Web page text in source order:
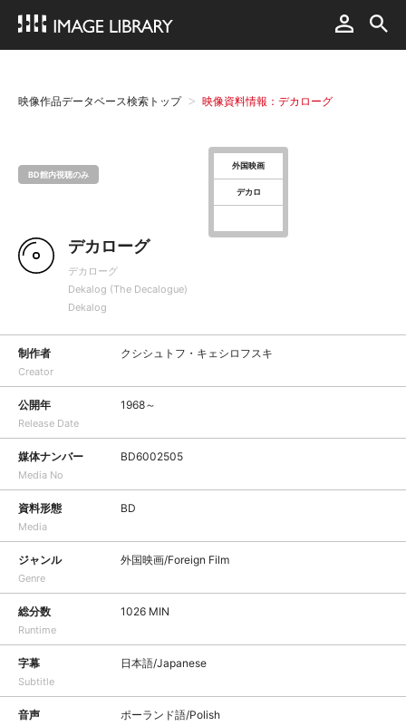
映像作品データベース検索トップ 映像資料情報：デカローグ
BD館内視聴のみ
外国映画
デカロ
デカローグ
デカローグ
Dekalog (The Decalogue)
Dekalog
制作者
Creator
クシシュトフ・キェシロフスキ
公開年
Release Date
1968～
媒体ナンバー
Media No
BD6002505
資料形態
Media
BD
ジャンル
Genre
外国映画/Foreign Film
総分数
Runtime
1026 MIN
字幕
Subtitle
日本語/Japanese
音声 ポーランド語/Polish